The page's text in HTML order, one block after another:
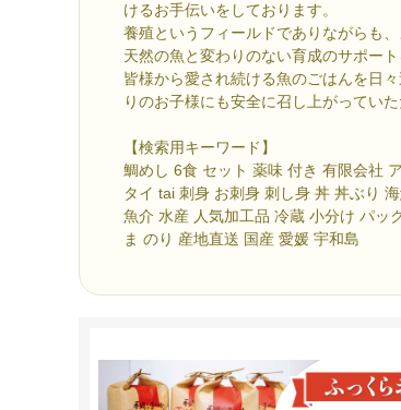
けるお手伝いをしております。
養殖というフィールドでありながらも
天然の魚と変わりのない育成のサポート
皆様から愛され続ける魚のごはんを日
りのお子様にも安全に召し上がっていた
【検索用キーワード】
鯛めし 6食 セット 薬味 付き 有限会社
タイ tai 刺身 お刺身 刺し身 丼 丼ぶり
魚介 水産 人気加工品 冷蔵 小分け パッ
ま のり 産地直送 国産 愛媛 宇和島